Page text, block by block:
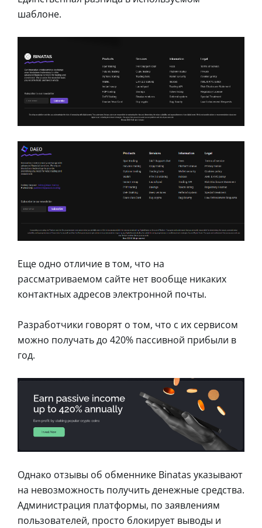
шаблоне.
Еще одно отличие в том, что на
рассматриваемом сайте нет вообще никаких
контактных адресов электронной почты.
Разработчики говорят о том, что с их сервисом
можно получать до 420% пассивной прибыли в
год.
Однако отзывы об обменнике Binatas указывают
на невозможность получить денежные средства.
Администрация платформы, по заявлениям
пользователей, просто блокирует выводы и